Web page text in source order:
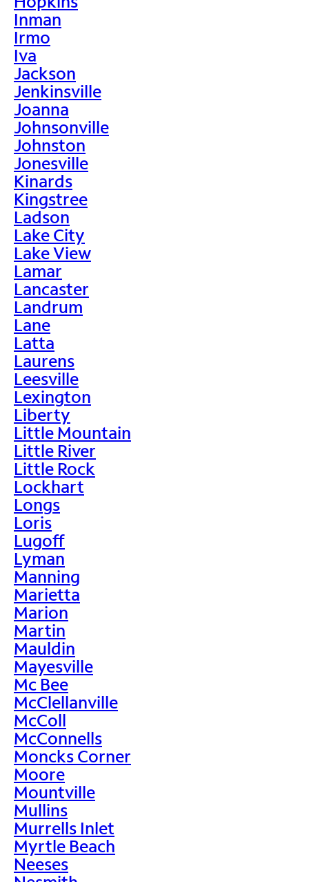
Inman
Irmo
Iva
Jackson
Jenkinsville
Joanna
Johnsonville
Johnston
Jonesville
Kinards
Kingstree
Ladson
Lake City
Lake View
Lamar
Lancaster
Landrum
Lane
Latta
Laurens
Leesville
Lexington
Liberty
Little Mountain
Little River
Little Rock
Lockhart
Longs
Loris
Lugoff
Lyman
Manning
Marietta
Marion
Martin
Mauldin
Mayesville
Mc Bee
McClellanville
McColl
McConnells
Moncks Corner
Moore
Mountville
Mullins
Murrells Inlet
Myrtle Beach
Neeses